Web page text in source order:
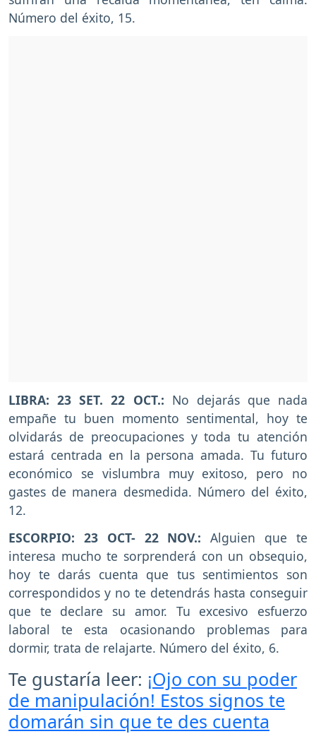
Número del éxito, 15.
LIBRA: 23 SET. 22 OCT.: No dejarás que nada
empañe tu buen momento sentimental, hoy te
olvidarás de preocupaciones y toda tu atención
estará centrada en la persona amada. Tu futuro
económico se vislumbra muy exitoso, pero no
gastes de manera desmedida. Número del éxito,
12.
ESCORPIO: 23 OCT- 22 NOV.: Alguien que te
interesa mucho te sorprenderá con un obsequio,
hoy te darás cuenta que tus sentimientos son
correspondidos y no te detendrás hasta conseguir
que te declare su amor. Tu excesivo esfuerzo
laboral te esta ocasionando problemas para
dormir, trata de relajarte. Número del éxito, 6.
Te gustaría leer: ¡Ojo con su poder
de manipulación! Estos signos te
domarán sin que te des cuenta